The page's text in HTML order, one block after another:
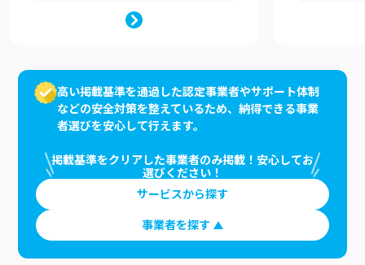
高い掲載基準を通過した認定事業者やサポート体制
などの安全対策を整えているため、納得できる事業
者選びを安心して行えます。
掲載基準をクリアした事業者のみ掲載！安心してお
選びください！
サービスから探す
事業者を探す